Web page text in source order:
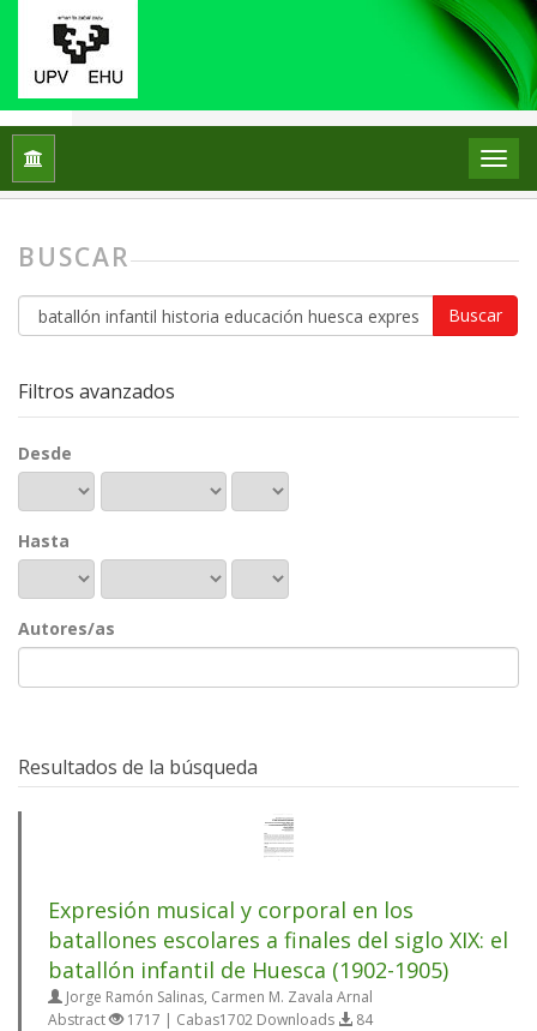
Inicio
BUSCAR
Buscar
artículos
Filtros avanzados
Desde
Hasta
Autores/as
Resultados de la búsqueda
Expresión musical y corporal en los
batallones escolares a finales del siglo XIX: el
batallón infantil de Huesca (1902-1905)
Jorge Ramón Salinas, Carmen M. Zavala Arnal
Abstract
1717 | Cabas1702 Downloads 84